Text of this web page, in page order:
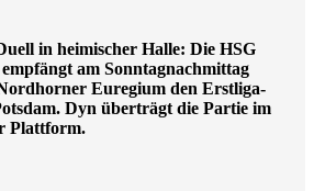
in heimischer Halle: Die HSG
am Sonntagnachmittag
Euregium den Erstliga-
Dyn überträgt die Partie im
Plattform.